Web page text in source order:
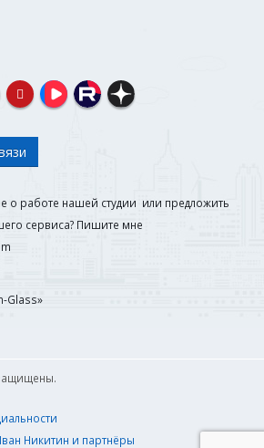
о работе нашей студии или предложить
сервиса? Пишите мне
Glass»
Никитин и партнёры